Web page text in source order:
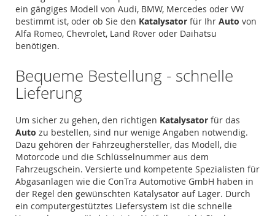
ein gängiges Modell von Audi, BMW, Mercedes oder VW
bestimmt ist, oder ob Sie den Katalysator für Ihr Auto von
Alfa Romeo, Chevrolet, Land Rover oder Daihatsu
benötigen.
Bequeme Bestellung - schnelle
Lieferung
Um sicher zu gehen, den richtigen Katalysator für das
Auto zu bestellen, sind nur wenige Angaben notwendig.
Dazu gehören der Fahrzeughersteller, das Modell, die
Motorcode und die Schlüsselnummer aus dem
Fahrzeugschein. Versierte und kompetente Spezialisten für
Abgasanlagen wie die ConTra Automotive GmbH haben in
der Regel den gewünschten Katalysator auf Lager. Durch
ein computergestütztes Liefersystem ist die schnelle